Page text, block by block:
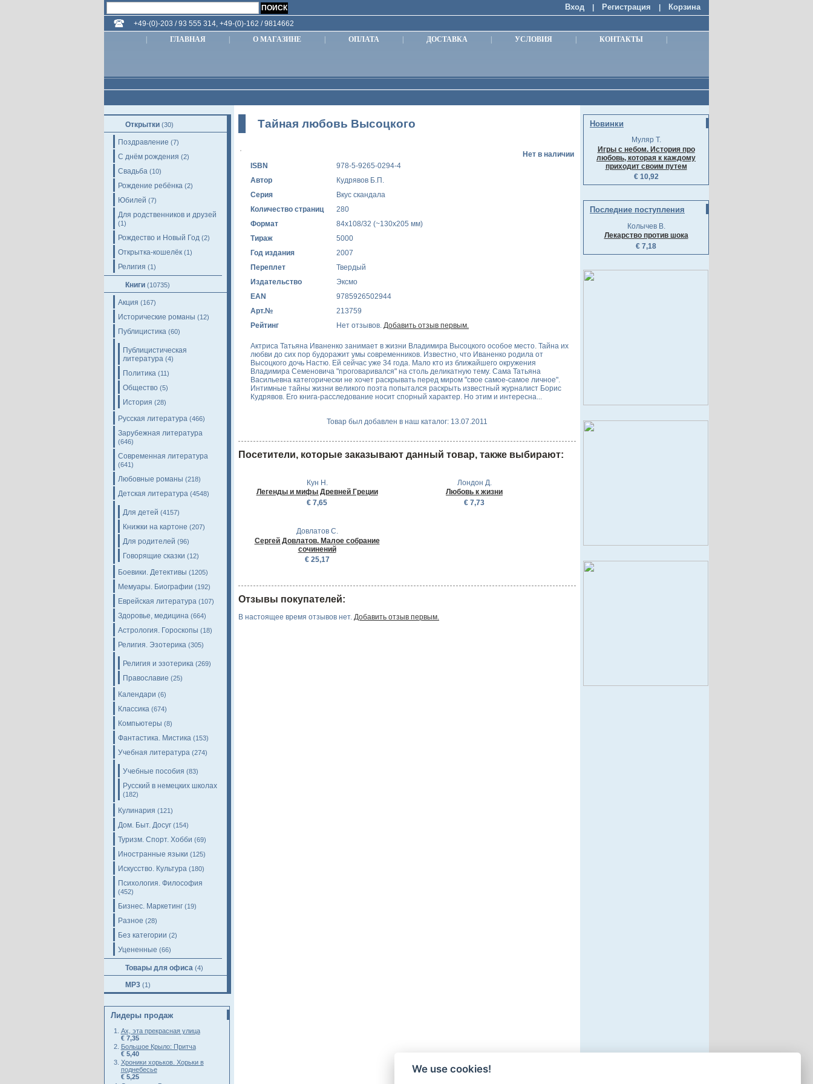
Вход Регистрация Корзина
+49-(0)-203 / 93 555 314, +49-(0)-162 / 9814662
ГЛАВНАЯ О МАГАЗИНЕ ОПЛАТА ДОСТАВКА УСЛОВИЯ КОНТАКТЫ
Открытки (30)
Поздравление (7)
С днём рождения (2)
Свадьба (10)
Рождение ребёнка (2)
Юбилей (7)
Для родственников и друзей
(1)
Рождество и Новый Год (2)
Открытка-кошелёк (1)
Религия (1)
Книги (10735)
Акция (167)
Исторические романы (12)
Публицистика (60)
Публицистическая
литература (4)
Политика (11)
Общество (5)
История (28)
Русская литература (466)
Зарубежная литература
(646)
Современная литература
(641)
Любовные романы (218)
Детская литература (4548)
Для детей (4157)
Книжки на картоне (207)
Для родителей (96)
Говорящие сказки (12)
Боевики. Детективы (1205)
Мемуары. Биографии (192)
Еврейская литература (107)
Здоровье, медицина (664)
Астрология. Гороскопы (18)
Религия. Эзотерика (305)
Религия и эзотерика (269)
Православие (25)
Календари (6)
Классика (674)
Компьютеры (8)
Фантастика. Мистика (153)
Учебная литература (274)
Учебные пособия (83)
Русский в немецких школах
(182)
Кулинария (121)
Дом. Быт. Досуг (154)
Туризм. Спорт. Хобби (69)
Иностранные языки (125)
Искусство. Культура (180)
Психология. Философия
(452)
Бизнес. Маркетинг (19)
Разное (28)
Без категории (2)
Уцененные (66)
Товары для офиса (4)
MP3 (1)
Лидеры продаж
Ах, эта прекрасная улица
€ 7,35
Большое Крыло: Притча
€ 5,40
Хроники хорьков. Хорьки в
поднебесье
€ 5,25
Тайная любовь Высоцкого
Нет в наличии
ISBN
978-5-9265-0294-4
Автор
Кудрявов Б.П.
Серия
Вкус скандала
Количество страниц
280
Формат
84x108/32 (~130х205 мм)
Тираж
5000
Год издания
2007
Переплет
Твердый
Издательство
Эксмо
EAN
9785926502944
Арт.№
213759
Рейтинг
Нет отзывов. Добавить отзыв первым.
Актриса Татьяна Иваненко занимает в жизни Владимира Высоцкого особое место. Тайна их
любви до сих пор будоражит умы современников. Известно, что Иваненко родила от
Высоцкого дочь Настю. Ей сейчас уже 34 года. Мало кто из ближайшего окружения
Владимира Семеновича "проговаривался" на столь деликатную тему. Сама Татьяна
Васильевна категорически не хочет раскрывать перед миром "свое самое-самое личное".
Интимные тайны жизни великого поэта попытался раскрыть известный журналист Борис
Кудрявов. Его книга-расследование носит спорный характер. Но этим и интересна...
Товар был добавлен в наш каталог: 13.07.2011
Посетители, которые заказывают данный товар, также выбирают:
Кун Н.
Легенды и мифы Древней Греции
€ 7,65
Лондон Д.
Любовь к жизни
€ 7,73
Довлатов С.
Сергей Довлатов. Малое собрание
сочинений
€ 25,17
Отзывы покупателей:
В настоящее время отзывов нет. Добавить отзыв первым.
Новинки
Муляр Т.
Игры с небом. История про
любовь, которая к каждому
приходит своим путем
€ 10,92
Последние поступления
Колычев В.
Лекарство против шока
€ 7,18
We use cookies!